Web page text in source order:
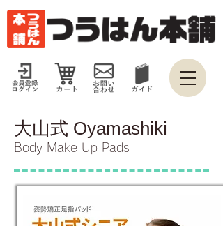
大山式 Oyamashiki
Body Make Up Pads